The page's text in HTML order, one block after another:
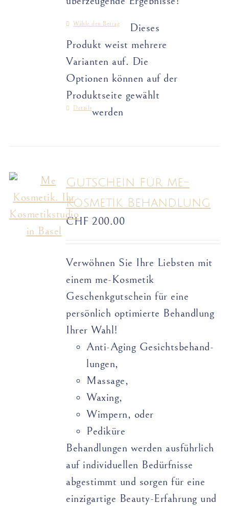
Wähle den Betrag
Dieses
Produkt weist mehrere
Varianten auf. Die
Optionen können auf der
Produktseite gewählt
werden
Details
Gutschein für me-
Kosmetik Behandlung
CHF 200.00
Verwöhnen Sie Ihre Liebsten mit
einem me-Kosmetik
Geschenkgutschein für eine
persönlich optimierte Behandlung
Ihrer Wahl!
Anti-Aging Gesichts­­­­behand­­
lungen,
Massage,
Waxing,
Wimpern, oder
Pediküre
Behandlungen werden ausführlich
auf individuellen Bedürfnisse
abgestimmt und sorgen für eine
einzigartige Beauty-Erfahrung und